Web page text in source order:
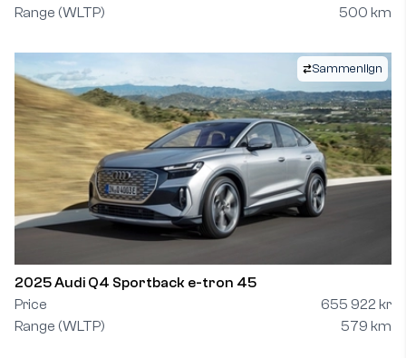
Range (WLTP)
500 km
Sammenlign
2025 Audi Q4 Sportback e-tron 45
Price
655 922 kr
Range (WLTP)
579 km